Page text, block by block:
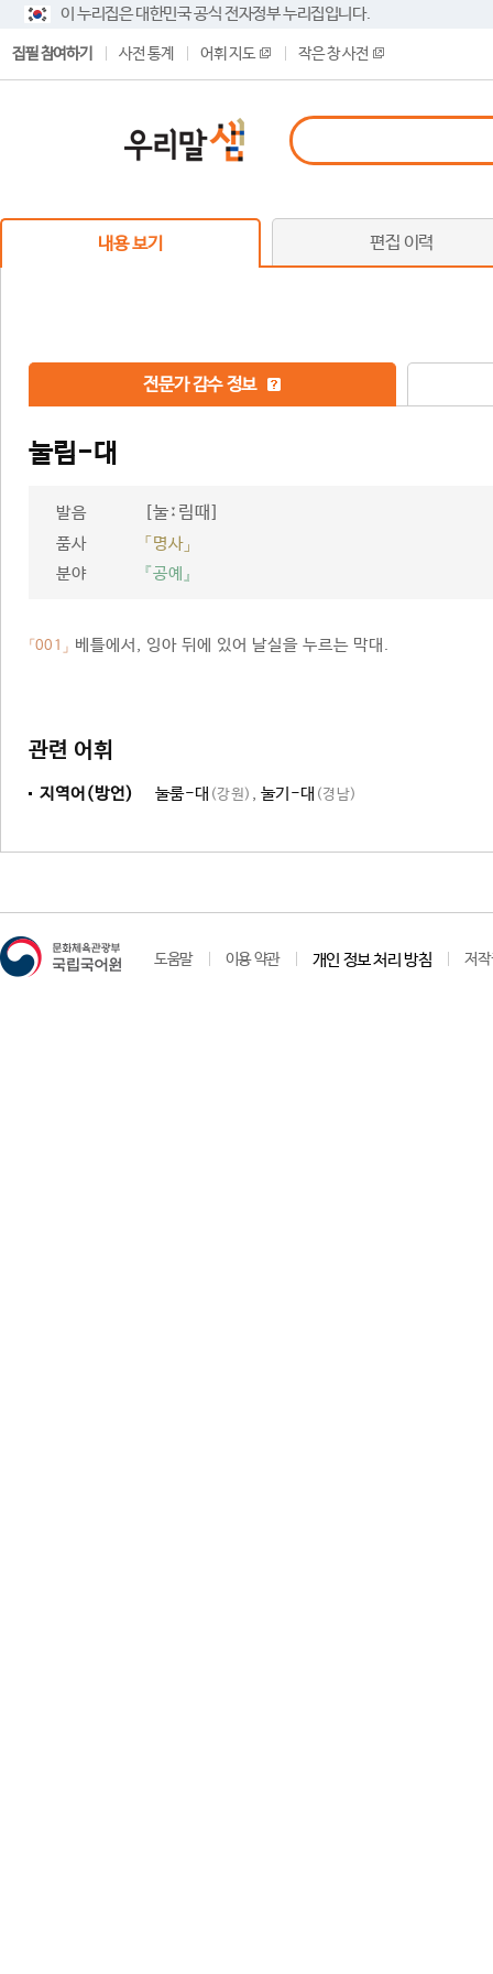
이 누리집은 대한민국 공식 전자정부 누리집입니다.
집필 참여하기 사전 통계 어휘 지도 작은 창 사전
내용 보기 편집 이력
전문가 감수 정보
눌림-대
발음 [눌ː림때]
품사
「명사」
분야
『공예』
「001」 베틀에서, 잉아 뒤에 있어 날실을 누르는 막대.
관련 어휘
지역어(방언) 눌룸-대 (강원) , 눌기-대 (경남)
도움말 이용 약관 개인 정보 처리 방침 저